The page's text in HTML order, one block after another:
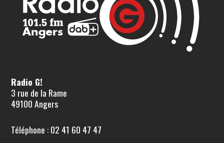
Radio G!
3 rue de la Rame
49100 Angers
Téléphone : 02 41 60 47 47